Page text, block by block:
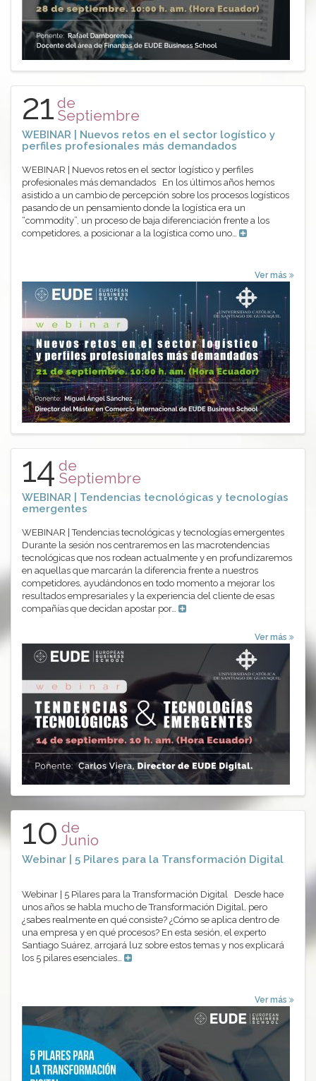
21 de
Septiembre
WEBINAR | Nuevos retos en el sector logístico y
perfiles profesionales más demandados
WEBINAR | Nuevos retos en el sector logístico y perfiles
profesionales más demandados En los últimos años hemos
asistido a un cambio de percepción sobre los procesos logísticos
pasando de un pensamiento donde la logística era un
“commodity”, un proceso de baja diferenciación frente a los
competidores, a posicionar a la logística como uno…
Ver más
14 de
Septiembre
WEBINAR | Tendencias tecnológicas y tecnologías
emergentes
WEBINAR | Tendencias tecnológicas y tecnologías emergentes
Durante la sesión nos centraremos en las macrotendencias
tecnológicas que nos rodean actualmente y en profundizaremos
en aquellas que marcarán la diferencia frente a nuestros
competidores, ayudándonos en todo momento a mejorar los
resultados empresariales y la experiencia del cliente de esas
compañías que decidan apostar por…
Ver más
10 de
Junio
Webinar | 5 Pilares para la Transformación Digital
Webinar | 5 Pilares para la Transformación Digital Desde hace
unos años se habla mucho de Transformación Digital, pero
¿sabes realmente en qué consiste? ¿Cómo se aplica dentro de
una empresa y en qué procesos? En esta sesión, el experto
Santiago Suárez, arrojará luz sobre estos temas y nos explicará
los 5 pilares esenciales…
Ver más